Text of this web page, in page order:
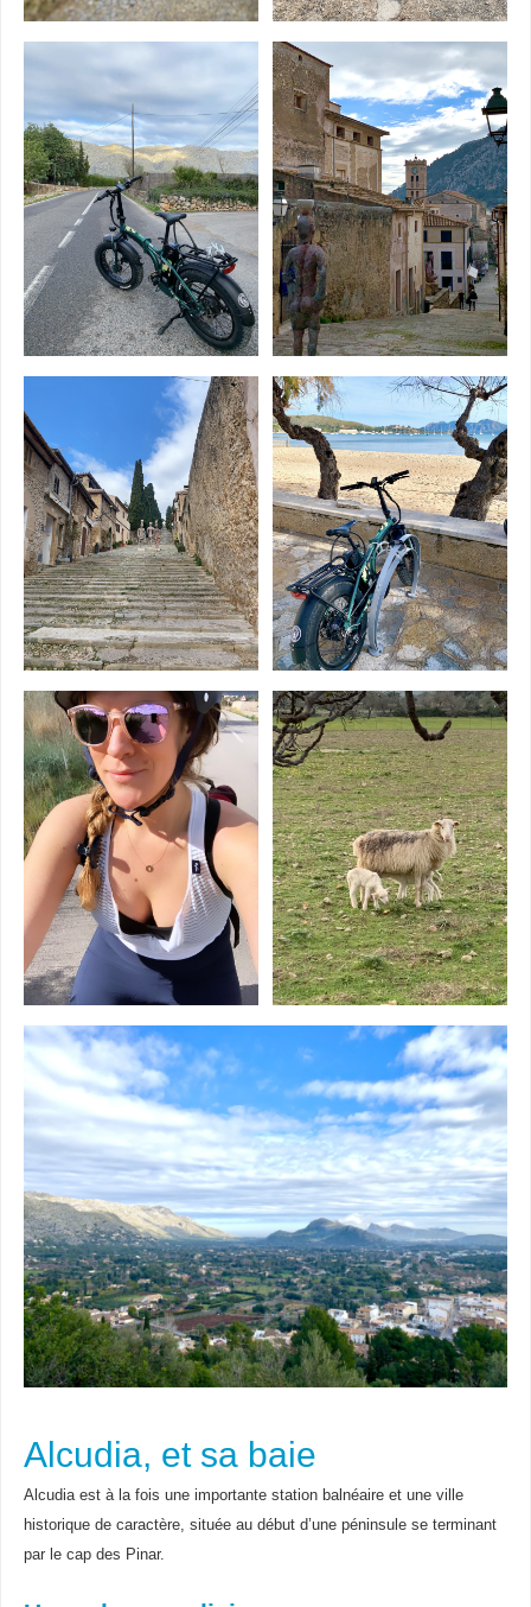
Alcudia, et sa baie
Alcudia est à la fois une importante station balnéaire et une ville
historique de caractère, située au début d’une péninsule se terminant
par le cap des Pinar.